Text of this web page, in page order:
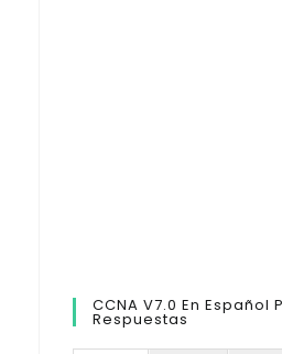
CCNA V7.0 En Español
Respuestas